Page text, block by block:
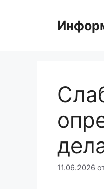
содержимому
11.06.2026